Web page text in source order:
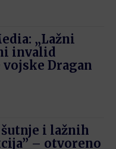
„Lažni
invalid
Dragan
šutnje i lažnih
– otvoreno